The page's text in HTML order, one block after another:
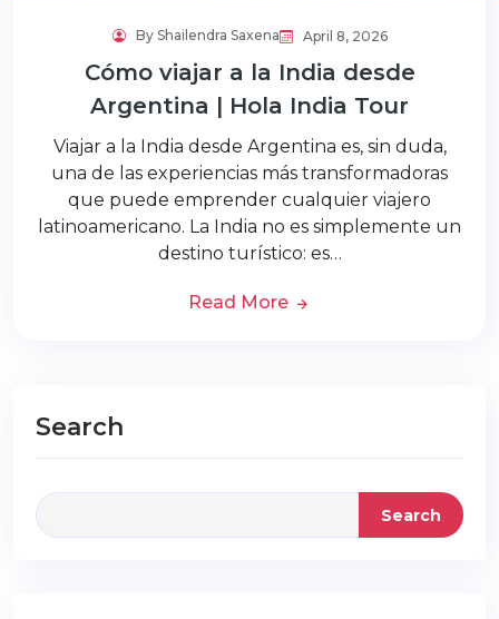
By Shailendra Saxena April 8, 2026
Cómo viajar a la India desde
Argentina | Hola India Tour
Viajar a la India desde Argentina es, sin duda,
una de las experiencias más transformadoras
que puede emprender cualquier viajero
latinoamericano. La India no es simplemente un
destino turístico: es…
Read More
Search
Search